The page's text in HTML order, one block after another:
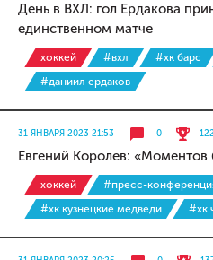
День в ВХЛ: гол Ердакова
единственном матче
хоккей #вхл #хк барс
#даниил ердаков
31 ЯНВАРЯ 2023 21:53 0
Евгений Королев:
хоккей
#пресс-
#хк кузнецкие медведи
#хк